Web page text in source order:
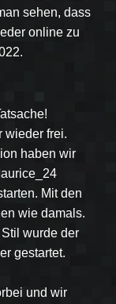
sehen, dass
online zu
wieder frei.
haben wir
Mit den
wie damals.
wurde der
gestartet.
und wir